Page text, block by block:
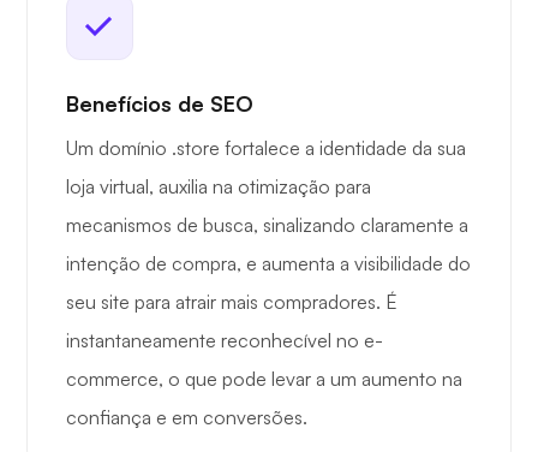
Benefícios de SEO
Um domínio .store fortalece a identidade da sua
loja virtual, auxilia na otimização para
mecanismos de busca, sinalizando claramente a
intenção de compra, e aumenta a visibilidade do
seu site para atrair mais compradores. É
instantaneamente reconhecível no e-
commerce, o que pode levar a um aumento na
confiança e em conversões.